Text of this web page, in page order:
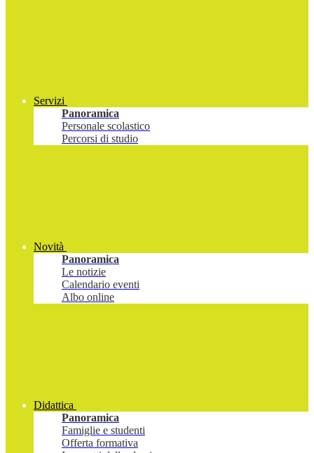
Servizi
Panoramica
Personale scolastico
Percorsi di studio
Novità
Panoramica
Le notizie
Calendario eventi
Albo online
Didattica
Panoramica
Famiglie e studenti
Offerta formativa